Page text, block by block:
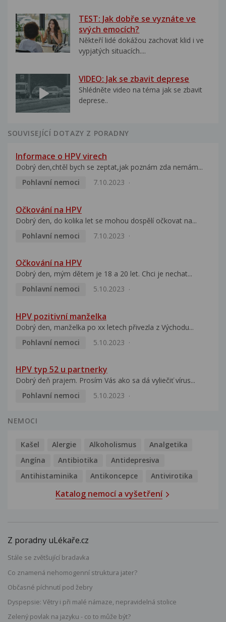
TEST: Jak dobře se vyznáte ve
svých emocích?
Někteří lidé dokážou zachovat klid i ve
vypjatých situacích....
VIDEO: Jak se zbavit deprese
Shlédněte video na téma jak se zbavit
deprese..
SOUVISEJÍCÍ DOTAZY Z PORADNY
Informace o HPV virech
Dobrý den,chtěl bych se zeptat,jak poznám zda nemám...
Pohlavní nemoci
7.10.2023
Očkování na HPV
Dobrý den, do kolika let se mohou dospělí očkovat na...
Pohlavní nemoci
7.10.2023
Očkování na HPV
Dobrý den, mým dětem je 18 a 20 let. Chci je nechat...
Pohlavní nemoci
5.10.2023
HPV pozitivní manželka
Dobrý den, manželka po xx letech přivezla z Východu...
Pohlavní nemoci
5.10.2023
HPV typ 52 u partnerky
Dobrý deň prajem. Prosím Vás ako sa dá vyliečiť vírus...
Pohlavní nemoci
5.10.2023
NEMOCI
Kašel Alergie Alkoholismus
Analgetika
Angína
Antibiotika
Antidepresiva
Antihistaminika
Antikoncepce Antivirotika
Katalog nemocí a vyšetření
Z poradny uLékaře.cz
Stále se zvětšující bradavka
Co znamená nehomogenní struktura jater?
Občasné píchnutí pod žebry
Dyspepsie: Větry i při malé námaze, nepravidelná stolice
Zelený povlak na jazyku - co to může být?